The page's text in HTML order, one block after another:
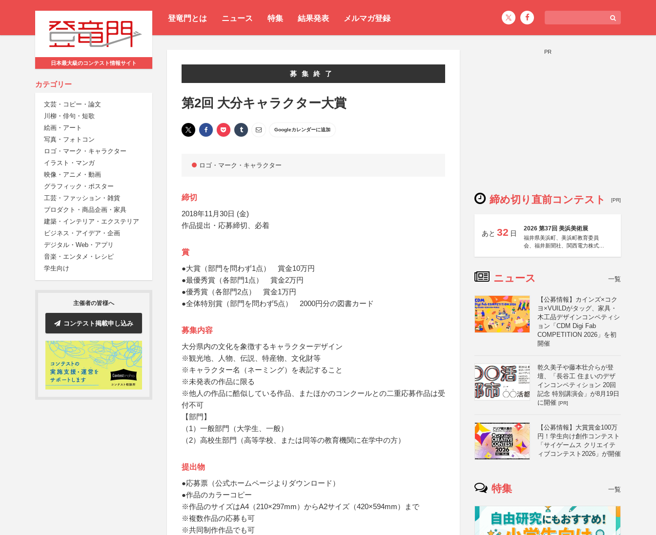
登竜門とは ニュース 特集 結果発表 メルマガ登録
日本最大級のコンテスト情報サイト
カテゴリー
文芸・コピー・論文
川柳・俳句・短歌
絵画・アート
写真・フォトコン
ロゴ・マーク・キャラクター
イラスト・マンガ
映像・アニメ・動画
グラフィック・ポスター
工芸・ファッション・雑貨
プロダクト・商品企画・家具
建築・インテリア・エクステリア
ビジネス・アイデア・企画
デジタル・Web・アプリ
音楽・エンタメ・レシピ
学生向け
主催者の皆様へ
コンテスト掲載申し込み
募集終了
第2回 大分キャラクター大賞
Googleカレンダーに追加
ロゴ・マーク・キャラクター
締切
2018年11月30日 (金)
作品提出・応募締切、必着
賞
●大賞（部門を問わず1点） 賞金10万円
●最優秀賞（各部門1点） 賞金2万円
●優秀賞（各部門2点） 賞金1万円
●全体特別賞（部門を問わず5点） 2000円分の図書カード
募集内容
大分県内の文化を象徴するキャラクターデザイン
※観光地、人物、伝説、特産物、文化財等
※キャラクター名（ネーミング）を表記すること
※未発表の作品に限る
※他人の作品に酷似している作品、またほかのコンクールとの二重応募作品は受
付不可
【部門】
（1）一般部門（大学生、一般）
（2）高校生部門（高等学校、または同等の教育機関に在学中の方）
提出物
●応募票（公式ホームページよりダウンロード）
●作品のカラーコピー
※作品のサイズはA4（210×297mm）からA2サイズ（420×594mm）まで
※複数作品の応募も可
※共同制作作品でも可
PR
締め切り直前コンテスト [PR]
あと 32 日
2026 第37回 美浜美術展
福井県美浜町、美浜町教育委員
会、福井新聞社、関西電力株式会
ニュース 一覧
【公募情報】カインズ×コク
ヨ×VUILDがタッグ、家具・
木工品デザインコンペティシ
ョン「CDM Digi Fab
COMPETITION 2026」を初
開催
乾久美子や藤本壮介らが登
壇、「長谷工 住まいのデザ
インコンペティション 20回
記念 特別講演会」が8月19日
に開催 [PR]
【公募情報】大賞賞金100万
円！学生向け創作コンテスト
「サイゲームス クリエイテ
ィブコンテスト2026」が開催
特集 一覧